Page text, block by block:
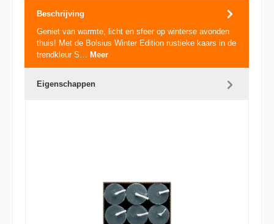
Beschrijving
Geniet van warmte, licht en sfeer op winterse avonden
thuis! Met de Bolsius Winter Edition rustieke kaars in de
trendkleur S… Meer
Eigenschappen